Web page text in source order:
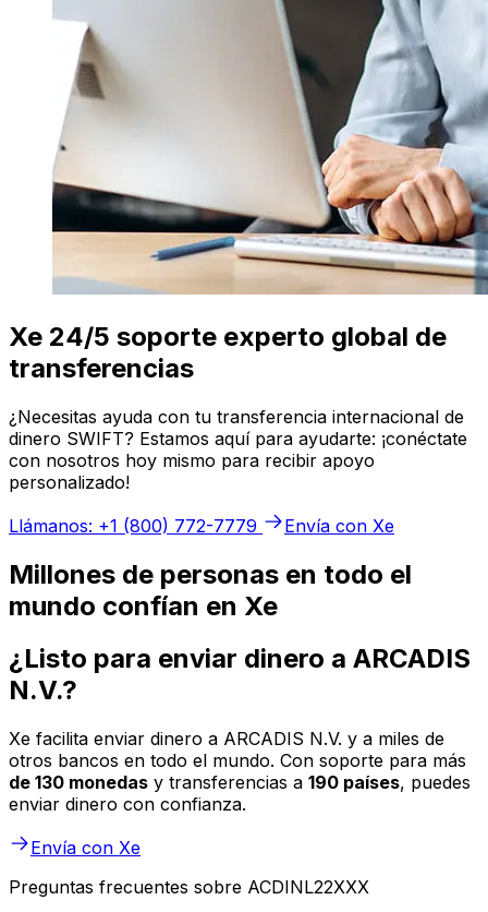
Xe 24/5 soporte experto global de
transferencias
¿Necesitas ayuda con tu transferencia internacional de
dinero SWIFT? Estamos aquí para ayudarte: ¡conéctate
con nosotros hoy mismo para recibir apoyo
personalizado!
Llámanos: +1 (800) 772-7779
Envía con Xe
Millones de personas en todo el
mundo confían en Xe
¿Listo para enviar dinero a ARCADIS
N.V.?
Xe facilita enviar dinero a ARCADIS N.V. y a miles de
otros bancos en todo el mundo. Con soporte para más
de 130 monedas y transferencias a 190 países, puedes
enviar dinero con confianza.
Envía con Xe
Preguntas frecuentes sobre ACDINL22XXX